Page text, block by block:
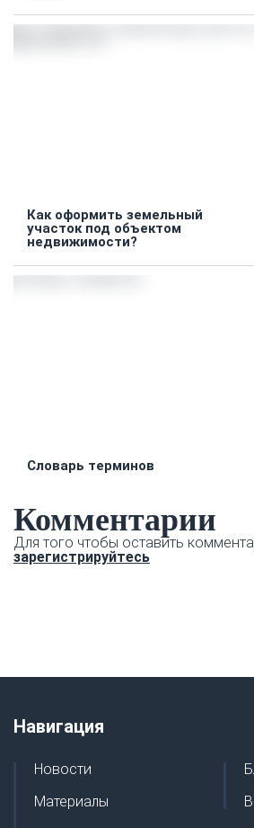
Как оформить земельный
участок под объектом
недвижимости?
Словарь терминов
Комментарии
Для того чтобы оставить
зарегистрируйтесь
Навигация
Новости
Материалы